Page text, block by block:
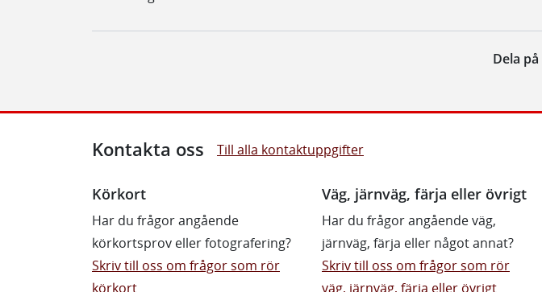
Dela på
Kontakta oss Till alla kontaktuppgifter
Körkort
Har du frågor angående
körkortsprov eller fotografering?
Skriv till oss om frågor som rör
körkort
Väg, järnväg, färja eller övrigt
Har du frågor angående väg,
järnväg, färja eller något annat?
Skriv till oss om frågor som rör
väg, järnväg, färja eller övrigt